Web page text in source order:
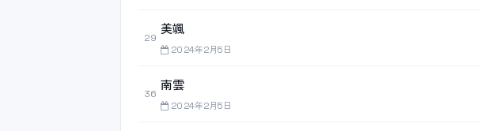
29
美颯
2024年2月5日
36
南雲
2024年2月5日